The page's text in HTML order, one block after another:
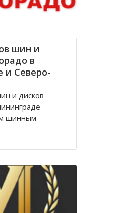
шин и
в
и Северо-
и дисков
шинным
но компания не
на
и продолжает
в